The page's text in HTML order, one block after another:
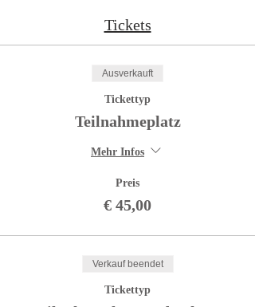
Tickets
Ausverkauft
Tickettyp
Teilnahmeplatz
Mehr Infos
Preis
€ 45,00
Verkauf beendet
Tickettyp